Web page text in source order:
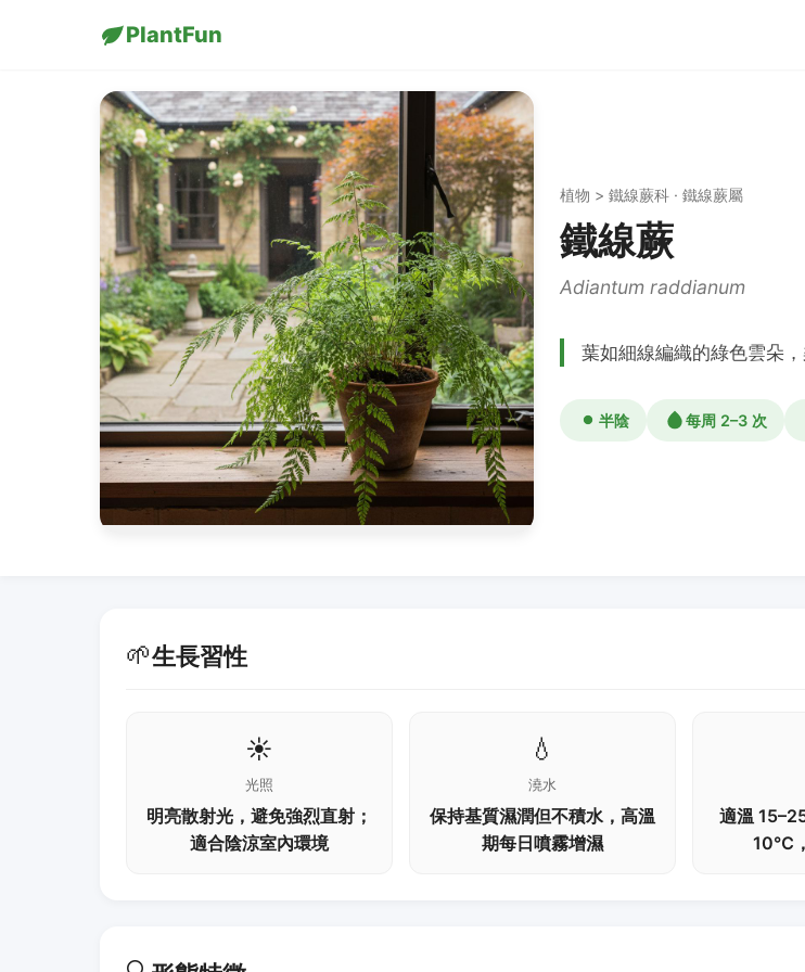
PlantFun
植物 > 鐵線蕨科 · 鐵線蕨屬
鐵線蕨
Adiantum raddianum
葉如細線編織的綠色雲朵
半陰 每周 2–3 次
🌱生長習性
☀️
光照
明亮散射光，避免強烈直射；
適合陰涼室內環境
💧
澆水
保持基質濕潤但不積水，高溫
期每日噴霧增濕
適溫
10℃